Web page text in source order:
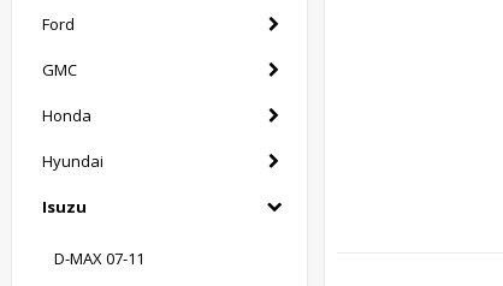
Ford
GMC
Honda
Hyundai
Isuzu
D-MAX 07-11